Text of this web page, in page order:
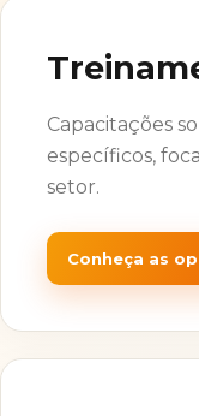
Capacitações
específicos,
setor.
Conheça as